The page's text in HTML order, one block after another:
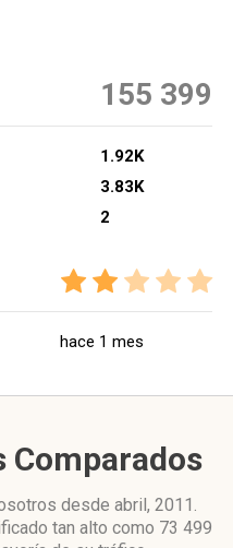
155 399
1.92K
3.83K
2
hace 1 mes
Comparados
desde abril, 2011.
tan alto como 73 499